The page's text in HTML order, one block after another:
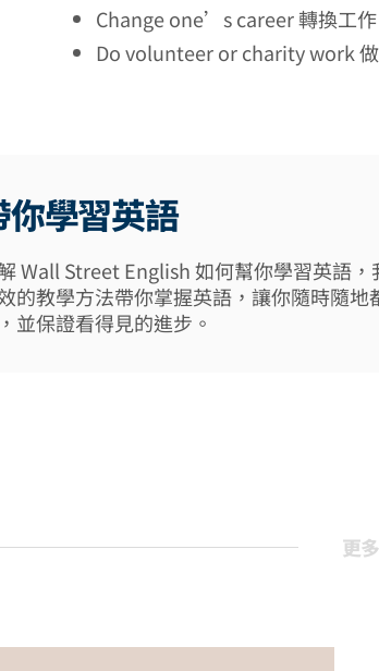
Change one’s career 轉換工作
Do volunteer or charity work
你學習英語
Wall Street English 如何幫你學習英語，
的教學方法帶你掌握英語，讓你隨時隨地
並保證看得見的進步。
更